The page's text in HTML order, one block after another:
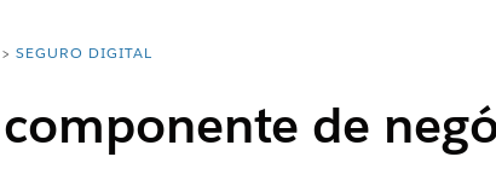
SEGURO DIGITAL
de